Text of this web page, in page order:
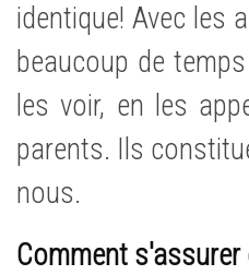
identique! Avec les
beaucoup de
les voir, en les
parents. Ils
nous.
Comment s'assurer